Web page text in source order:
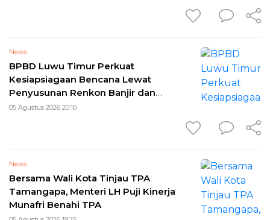
News
BPBD Luwu Timur Perkuat
Kesiapsiagaan Bencana Lewat
Penyusunan Renkon Banjir dan
Longsor 2026
05 Agustus 2026 20:10
News
Bersama Wali Kota Tinjau TPA
Tamangapa, Menteri LH Puji Kinerja
Munafri Benahi TPA